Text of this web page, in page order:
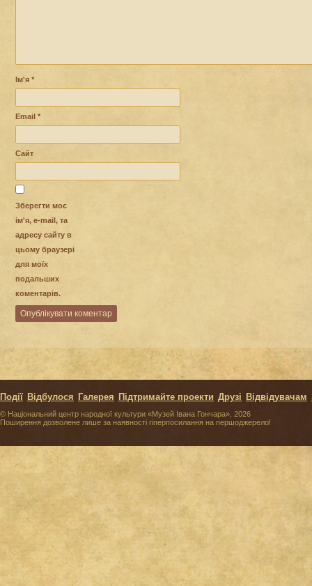
Ім'я *
Email *
Сайт
Зберегти моє
ім'я, e-mail, та
адресу сайту в
цьому браузері
для моїх
подальших
коментарів.
© Національний центр народної культури «Музей Івана Гончара», 2026
Поширення дозволене лише за наявності гіперпосилання на першоджерело!
Події Відбулося Галерея Підтримайте проекти Друзі Відвідувачам